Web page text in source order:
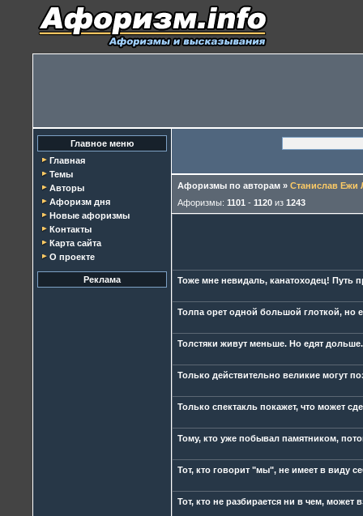
Главное меню
Главная
Темы
Авторы
Афоризм дня
Новые афоризмы
Контакты
Карта сайта
О проекте
Реклама
Афоризмы по авторам » Станислав Ежи
Афоризмы: 1101 - 1120 из 1243
Тоже мне невидаль, канатоходец! Путь
Толпа орет одной большой глоткой, но
Толстяки живут меньше. Но едят дольше.
Только действительно великие могут
Только спектакль покажет, что может
Тому, кто уже побывал памятником,
Тот, кто говорит "мы", не имеет в виду
Тот, кто не разбирается ни в чем, может